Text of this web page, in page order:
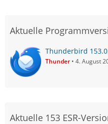
Aktuelle
Thunderbird
Thunder 4. August
Aktuelle 153 ESR-